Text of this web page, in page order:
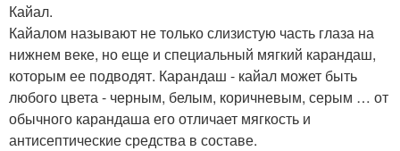
Кайал.
Кайалом называют не только слизистую часть глаза на
нижнем веке, но еще и специальный мягкий карандаш,
которым ее подводят. Карандаш - кайал может быть
любого цвета - черным, белым, коричневым, серым … от
обычного карандаша его отличает мягкость и
антисептические средства в составе.